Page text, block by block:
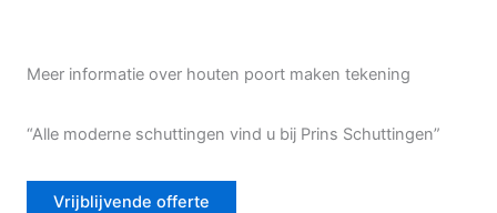
Meer informatie over houten poort maken tekening
“Alle moderne schuttingen vind u bij Prins Schuttingen”
Vrijblijvende offerte